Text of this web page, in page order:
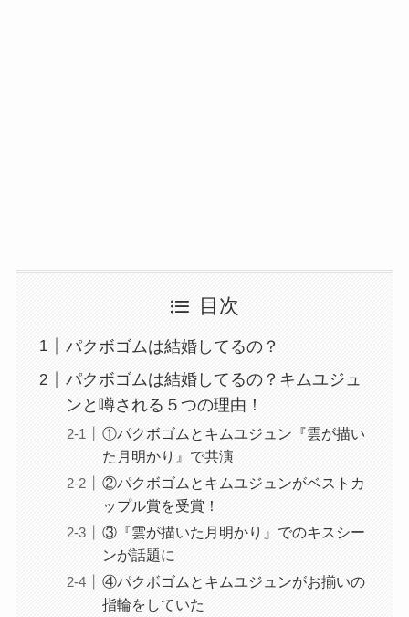
目次
パクボゴムは結婚してるの？
パクボゴムは結婚してるの？キムユジュ
ンと噂される５つの理由！
①パクボゴムとキムユジュン『雲が描い
た月明かり』で共演
②パクボゴムとキムユジュンがベストカ
ップル賞を受賞！
③『雲が描いた月明かり』でのキスシー
ンが話題に
④パクボゴムとキムユジュンがお揃いの
指輪をしていた